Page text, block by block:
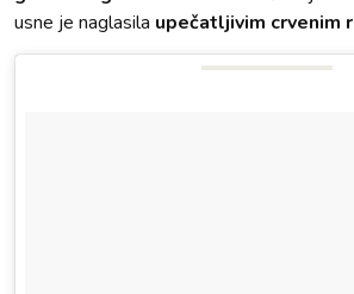
usne je naglasila upečatljivim crvenim